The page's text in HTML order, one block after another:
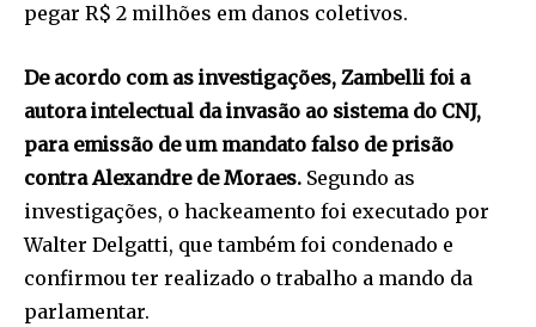
pegar R$ 2 milhões em danos coletivos.
De acordo com as investigações, Zambelli foi a
autora intelectual da invasão ao sistema do CNJ,
para emissão de um mandato falso de prisão
contra Alexandre de Moraes. Segundo as
investigações, o hackeamento foi executado por
Walter Delgatti, que também foi condenado e
confirmou ter realizado o trabalho a mando da
parlamentar.